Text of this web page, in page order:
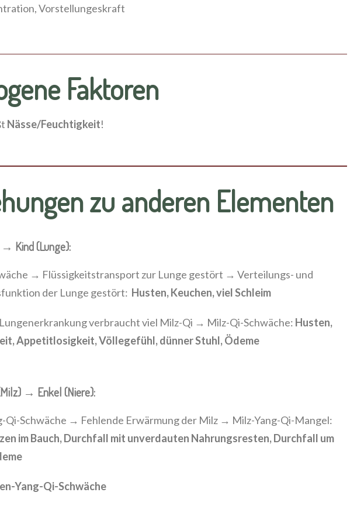
Vorstellungeskraft
Faktoren
Nässe/Feuchtigkeit!
zu anderen Elementen
Kind (Lunge):
→ Flüssigkeitstransport zur Lunge gestört → Verteilungs- und
der Lunge gestört: Husten, Keuchen, viel Schleim
verbraucht viel Milz-Qi → Milz-Qi-Schwäche: Husten,
Appetitlosigkeit, Völlegefühl, dünner Stuhl, Ödeme
→ Enkel (Niere):
Qi-Schwäche → Fehlende Erwärmung der Milz → Milz-Yang-Qi-Mangel:
im Bauch, Durchfall mit unverdauten Nahrungsresten, Durchfall um
Yang-Qi-Schwäche